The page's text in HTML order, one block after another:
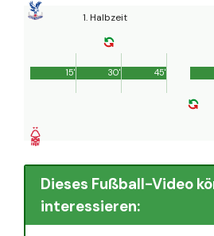
1. Halbzeit
45'
15' 30'
Dieses Fußball-Video
interessieren: